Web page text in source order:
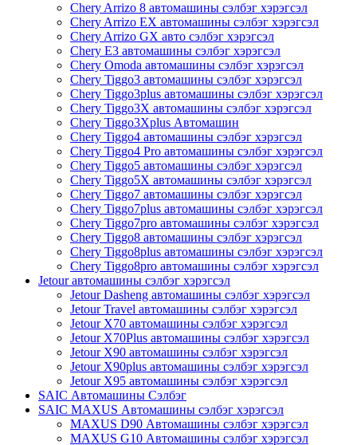
Chery Arrizo 8 автомашины сэлбэг хэрэгсэл
Chery Arrizo EX автомашины сэлбэг хэрэгсэл
Chery Arrizo GX авто сэлбэг хэрэгсэл
Chery E3 автомашины сэлбэг хэрэгсэл
Chery Omoda автомашины сэлбэг хэрэгсэл
Chery Tiggo3 автомашины сэлбэг хэрэгсэл
Chery Tiggo3plus автомашины сэлбэг хэрэгсэл
Chery Tiggo3X автомашины сэлбэг хэрэгсэл
Chery Tiggo3Xplus Автомашин
Chery Tiggo4 автомашины сэлбэг хэрэгсэл
Chery Tiggo4 Pro автомашины сэлбэг хэрэгсэл
Chery Tiggo5 автомашины сэлбэг хэрэгсэл
Chery Tiggo5X автомашины сэлбэг хэрэгсэл
Chery Tiggo7 автомашины сэлбэг хэрэгсэл
Chery Tiggo7plus автомашины сэлбэг хэрэгсэл
Chery Tiggo7pro автомашины сэлбэг хэрэгсэл
Chery Tiggo8 автомашины сэлбэг хэрэгсэл
Chery Tiggo8plus автомашины сэлбэг хэрэгсэл
Chery Tiggo8pro автомашины сэлбэг хэрэгсэл
Jetour автомашины сэлбэг хэрэгсэл
Jetour Dasheng автомашины сэлбэг хэрэгсэл
Jetour Travel автомашины сэлбэг хэрэгсэл
Jetour X70 автомашины сэлбэг хэрэгсэл
Jetour X70Plus автомашины сэлбэг хэрэгсэл
Jetour X90 автомашины сэлбэг хэрэгсэл
Jetour X90plus автомашины сэлбэг хэрэгсэл
Jetour X95 автомашины сэлбэг хэрэгсэл
SAIC Автомашины Сэлбэг
SAIC MAXUS Автомашины сэлбэг хэрэгсэл
MAXUS D90 Автомашины сэлбэг хэрэгсэл
MAXUS G10 Автомашины сэлбэг хэрэгсэл